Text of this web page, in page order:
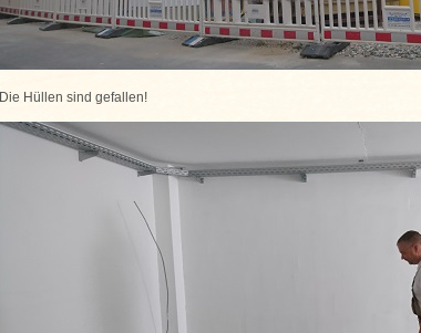
Die Hüllen sind gefallen!